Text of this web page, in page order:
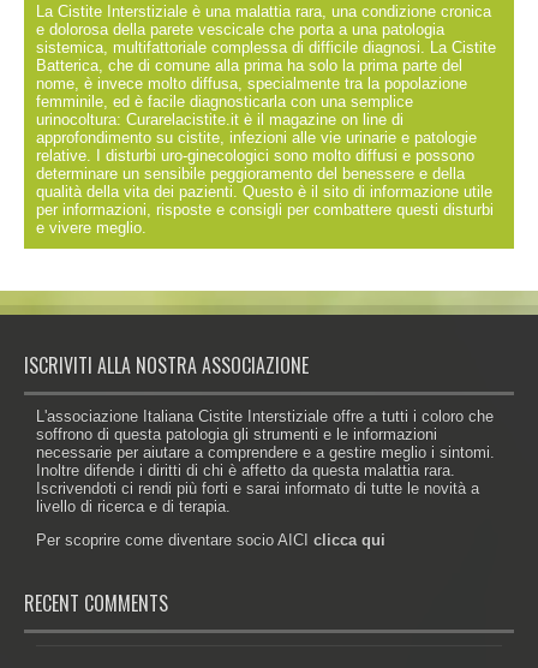
La Cistite Interstiziale è una malattia rara, una condizione cronica
e dolorosa della parete vescicale che porta a una patologia
sistemica, multifattoriale complessa di difficile diagnosi. La Cistite
Batterica, che di comune alla prima ha solo la prima parte del
nome, è invece molto diffusa, specialmente tra la popolazione
femminile, ed è facile diagnosticarla con una semplice
urinocoltura: Curarelacistite.it è il magazine on line di
approfondimento su cistite, infezioni alle vie urinarie e patologie
relative. I disturbi uro-ginecologici sono molto diffusi e possono
determinare un sensibile peggioramento del benessere e della
qualità della vita dei pazienti. Questo è il sito di informazione utile
per informazioni, risposte e consigli per combattere questi disturbi
e vivere meglio.
ISCRIVITI ALLA NOSTRA ASSOCIAZIONE
L'associazione Italiana Cistite Interstiziale offre a tutti i coloro che
soffrono di questa patologia gli strumenti e le informazioni
necessarie per aiutare a comprendere e a gestire meglio i sintomi.
Inoltre difende i diritti di chi è affetto da questa malattia rara.
Iscrivendoti ci rendi più forti e sarai informato di tutte le novità a
livello di ricerca e di terapia.
Per scoprire come diventare socio AICI clicca qui
RECENT COMMENTS